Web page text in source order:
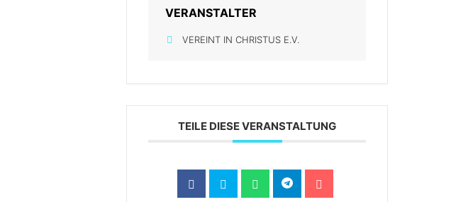
VERANSTALTER
VEREINT IN CHRISTUS E.V.
TEILE DIESE VERANSTALTUNG